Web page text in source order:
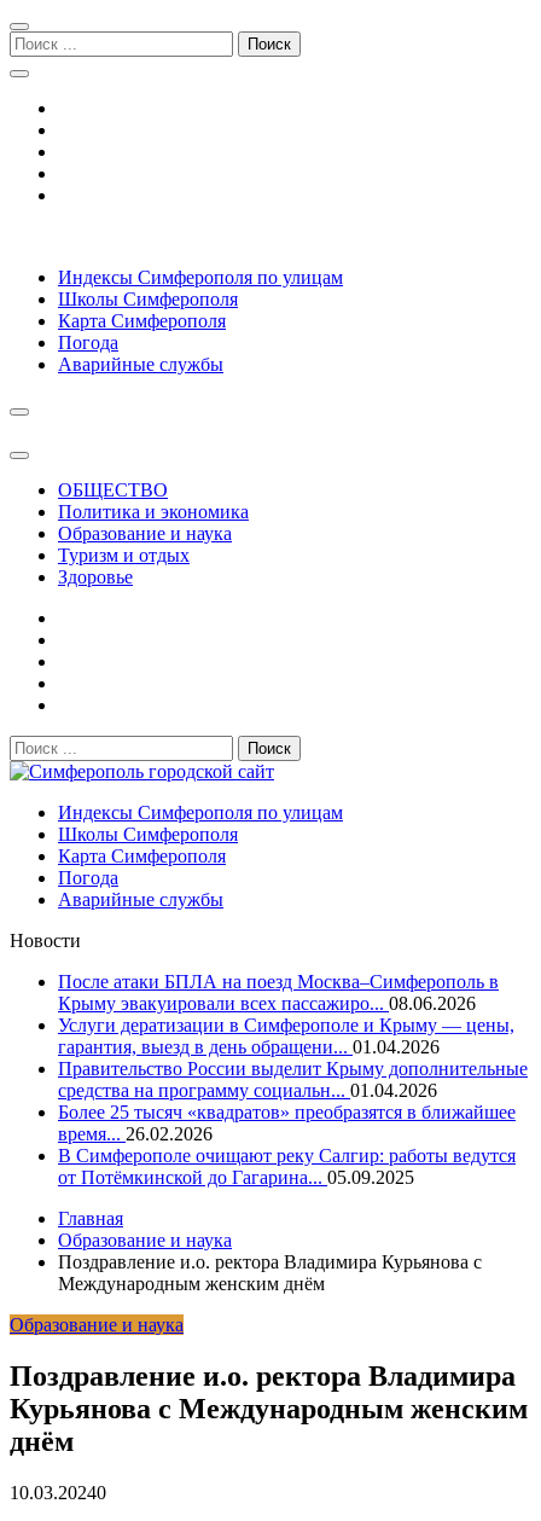
Перейти
к
навигации
Перейти
к
содержимому
Поиск:
Симферополь городской сайт
Индексы Симферополя по улицам
Школы Симферополя
Карта Симферополя
Погода
Аварийные службы
ОБЩЕСТВО
Политика и экономика
Образование и наука
Туризм и отдых
Здоровье
Поиск:
Симферополь городской сайт
Индексы Симферополя по улицам
Школы Симферополя
Карта Симферополя
Погода
Аварийные службы
Новости
После атаки БПЛА на поезд Москва–Симферополь в
Крыму эвакуировали всех пассажиро... 08.06.2026
Услуги дератизации в Симферополе и Крыму — цены,
гарантия, выезд в день обращени... 01.04.2026
Правительство России выделит Крыму дополнительные
средства на программу социальн... 01.04.2026
Более 25 тысяч «квадратов» преобразятся в ближайшее
время... 26.02.2026
В Симферополе очищают реку Салгир: работы ведутся
от Потёмкинской до Гагарина... 05.09.2025
Главная
Образование и наука
Поздравление и.о. ректора Владимира Курьянова с
Международным женским днём
Образование и наука
Поздравление и.о. ректора Владимира
Курьянова с Международным женским
днём
10.03.20240